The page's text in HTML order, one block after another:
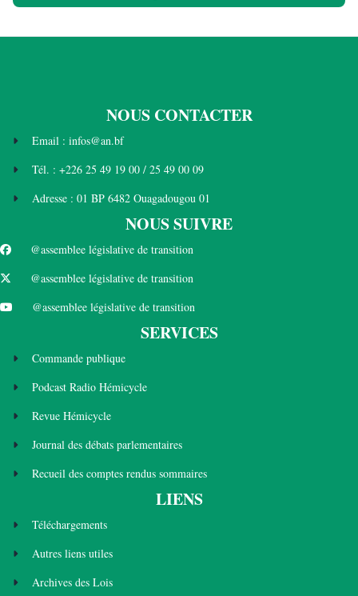
NOUS CONTACTER
Email : infos@an.bf
Tél. : +226 25 49 19 00 / 25 49 00 09
Adresse : 01 BP 6482 Ouagadougou 01
NOUS SUIVRE
@assemblee législative de transition
@assemblee législative de transition
@assemblee législative de transition
SERVICES
Commande publique
Podcast Radio Hémicycle
Revue Hémicycle
Journal des débats parlementaires
Recueil des comptes rendus sommaires
LIENS
Téléchargements
Autres liens utiles
Archives des Lois